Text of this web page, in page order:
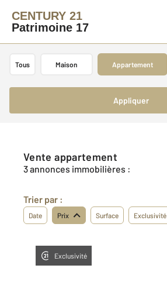
CENTURY 21
Patrimoine 17
Tous Maison Appartement
Appliquer
Vente appartement
3 annonces immobilières :
Trier par :
Date Prix Surface Exclusivité
Exclusivité